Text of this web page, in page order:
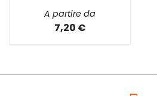
A partire da
7,20 €